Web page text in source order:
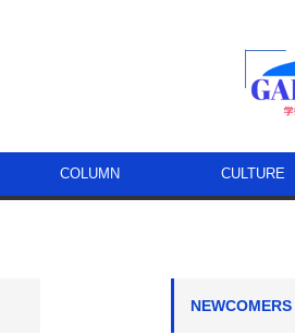
COLUMN CULTURE
NEWCOMERS